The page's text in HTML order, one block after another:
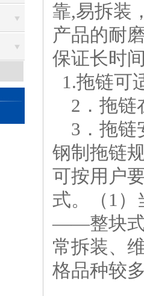
靠,易拆装
产品的耐
保证长时
1.拖链可
2 ．拖
3 ．拖
钢制拖链
可按用户
式。（ 1 ）
——整块
常拆装、
格品种较